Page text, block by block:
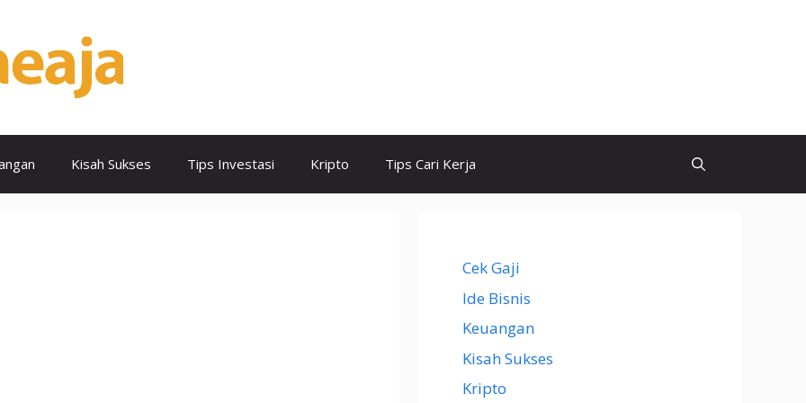
Kisah Sukses Tips Investasi Kripto Tips Cari Kerja
Cek Gaji
Ide Bisnis
Keuangan
Kisah Sukses
Kripto